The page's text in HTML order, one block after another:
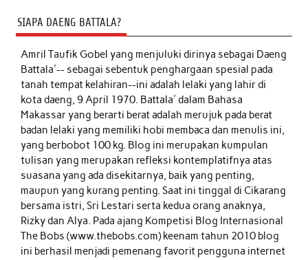
SIAPA DAENG BATTALA?
Amril Taufik Gobelyang menjuluki dirinya sebagai Daeng
Battala'-- sebagai sebentuk penghargaan spesial pada
tanah tempat kelahiran--ini adalah lelaki yang lahir di
kota daeng, 9 April 1970. Battala' dalam Bahasa
Makassar yang berarti berat adalah merujuk pada berat
badan lelaki yang memiliki hobi membaca dan menulis ini,
yang berbobot 100 kg. Blog ini merupakan kumpulan
tulisan yang merupakan refleksi kontemplatifnya atas
suasana yang ada disekitarnya, baik yang penting,
maupun yang kurang penting. Saat ini tinggal di Cikarang
bersama istri, Sri Lestari serta kedua orang anaknya,
Rizky dan Alya. Pada ajang Kompetisi Blog Internasional
The Bobs (www.thebobs.com) keenam tahun 2010 blog
ini berhasil menjadi pemenang favorit pengguna internet